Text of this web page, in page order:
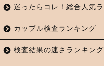
迷ったらコレ！総合人気
カップル検査ランキング
検査結果の速さランキング